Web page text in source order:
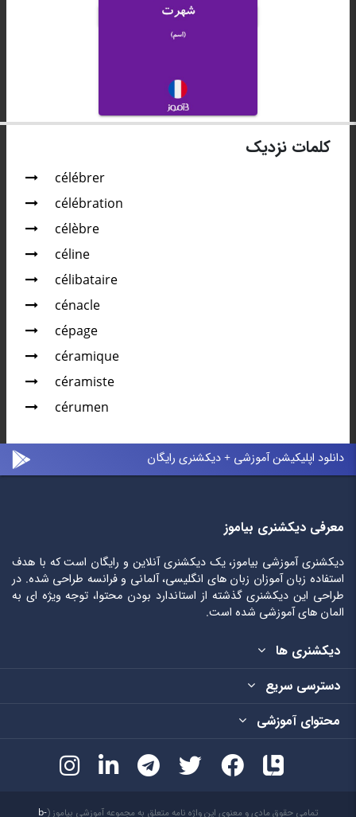
کلمات نزدیک
célébrer
célébration
célèbre
céline
célibataire
cénacle
cépage
céramique
céramiste
cérumen
دانلود اپلیکیشن آموزشی + دیکشنری رایگان
معرفی دیکشنری بیاموز
دیکشنری آموزشی بیاموز، یک دیکشنری آنلاین و رایگان است که با هدف
استفاده زبان آموزان زبان های انگلیسی، آلمانی و فرانسه طراحی شده. در
طراحی این دیکشنری گذشته از استاندارد بودن محتوا، توجه ویژه ای به
المان های آموزشی شده است.
دیکشنری ها
دسترسی سریع
محتوای آموزشی
تمامی حقوق مادی و معنوی این واژه نامه متعلق به مجموعه آموزشی بیاموز (b-